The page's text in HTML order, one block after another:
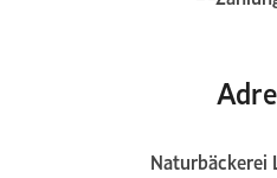
Naturbäckerei